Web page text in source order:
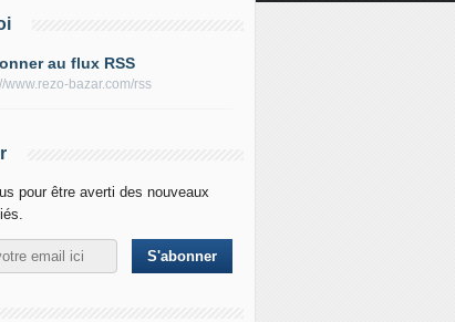
au flux RSS
www.rezo-bazar.com/rss
pour être averti des nouveaux